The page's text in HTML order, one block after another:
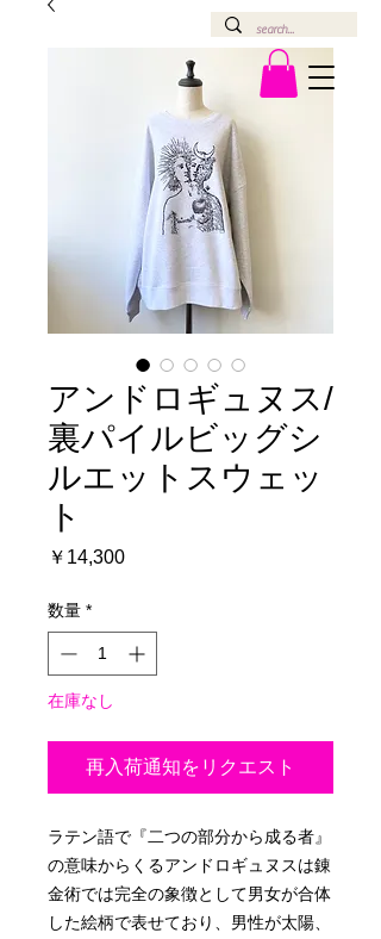
アンドロギュヌス/
裏パイルビッグシ
ルエットスウェッ
ト
￥14,300価
数量 *
在庫なし
再入荷通知をリクエスト
ラテン語で『二つの部分から成る者』
の意味からくるアンドロギュヌスは錬
金術では完全の象徴として男女が合体
した絵柄で表せており、男性が太陽、